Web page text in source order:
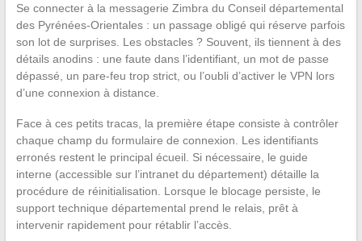
Se connecter à la messagerie Zimbra du Conseil départemental
des Pyrénées-Orientales : un passage obligé qui réserve parfois
son lot de surprises. Les obstacles ? Souvent, ils tiennent à des
détails anodins : une faute dans l’identifiant, un mot de passe
dépassé, un pare-feu trop strict, ou l’oubli d’activer le VPN lors
d’une connexion à distance.
Face à ces petits tracas, la première étape consiste à contrôler
chaque champ du formulaire de connexion. Les identifiants
erronés restent le principal écueil. Si nécessaire, le guide
interne (accessible sur l’intranet du département) détaille la
procédure de réinitialisation. Lorsque le blocage persiste, le
support technique départemental prend le relais, prêt à
intervenir rapidement pour rétablir l’accès.